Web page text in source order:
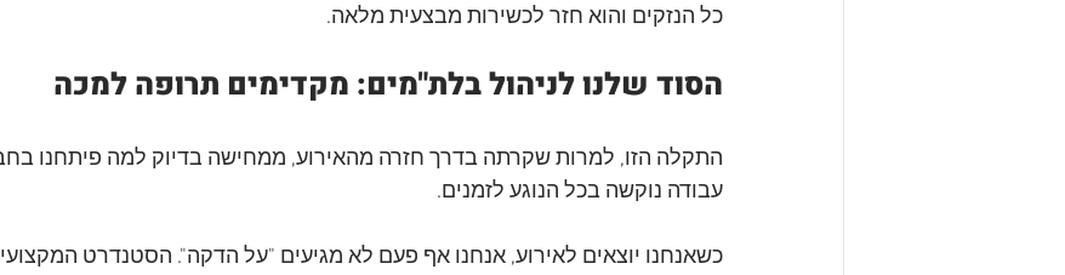
כל הנזקים והוא חזר לכשירות מבצעית מלאה.
הסוד שלנו לניהול בלת"מים: מקדימים תרופה למכה
התקלה הזו, למרות שקרתה בדרך חזרה מהאירוע, ממחישה בדיוק למה פיתחנו
עבודה נוקשה בכל הנוגע לזמנים.
כשאנחנו יוצאים לאירוע, אנחנו אף פעם לא מגיעים "על הדקה". הסטנדרט